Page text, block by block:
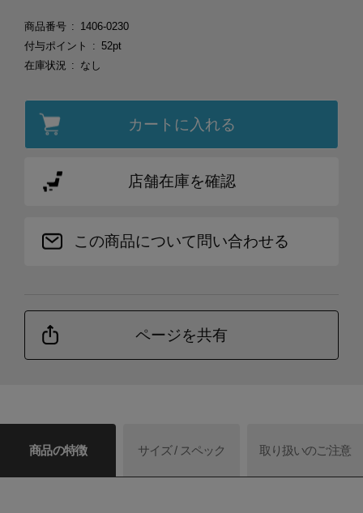
商品番号
1406-0230
付与ポイント
52pt
在庫状況
なし
カートに入れる
店舗在庫を確認
この商品について問い合わせる
ページを共有
商品の特徴 サイズ / スペック 取り扱いのご注意